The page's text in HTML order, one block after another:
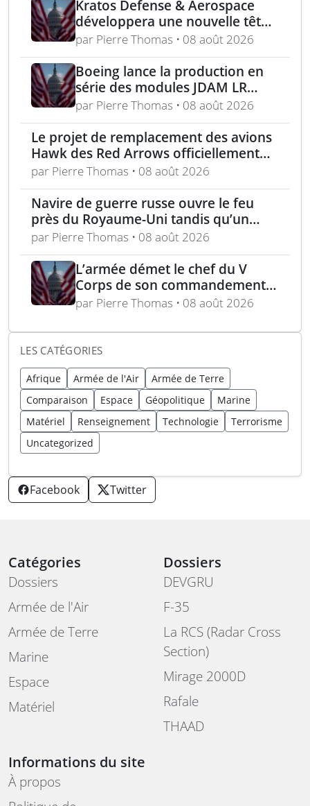
Kratos Defense & Aerospace
développera une nouvelle tête
chercheuse pour les missiles
FGM-148 Javelin
par Pierre Thomas • 08 août 2026
Boeing lance la production en
série des modules JDAM LR
pour frappes de précision
longue portée
par Pierre Thomas • 08 août 2026
Le projet de remplacement des avions
Hawk des Red Arrows officiellement
lancé
par Pierre Thomas • 08 août 2026
Navire de guerre russe ouvre le feu
près du Royaume-Uni tandis qu’un
bateau britannique se rapproche
par Pierre Thomas • 08 août 2026
L’armée démet le chef du V
Corps de son commandement
en Europe
par Pierre Thomas • 08 août 2026
LES CATÉGORIES
Afrique Armée de l'Air
Armée de Terre
Comparaison
Espace Géopolitique
Marine
Matériel
Renseignement Technologie
Terrorisme
Uncategorized
Facebook Twitter
Catégories
Dossiers
Armée de l'Air
Armée de Terre
Marine
Espace
Matériel
Dossiers
DEVGRU
F-35
La RCS (Radar Cross
Section)
Mirage 2000D
Rafale
THAAD
Informations du site
À propos